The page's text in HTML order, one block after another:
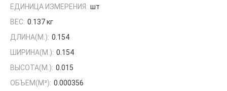
ЕДИНИЦА ИЗМЕРЕНИЯ: шт
ВЕС: 0.137 кг
ДЛИНА(М.): 0.154
ШИРИНА(М.): 0.154
ВЫСОТА(М.): 0.015
ОБЪЕМ(M³): 0.000356